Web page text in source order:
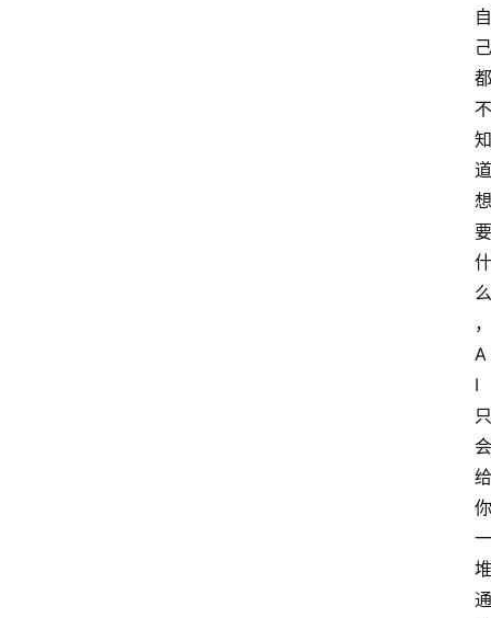
自
己
都
不
知
道
想
要
什
么
，
A
I
只
会
给
你
一
堆
通